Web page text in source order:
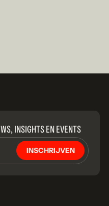
INSIGHTS EN EVENTS
INSCHRIJVEN